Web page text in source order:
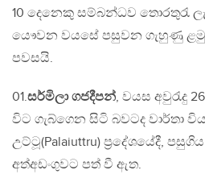
10 දෙනෙකු සම්බන්ධව තොරතුරැ
‍යෞවන වයසේ පසුවන ගැහුණු
පවසයි.
01.සර්මිලා ගජදීපන්, වයස අවුරැදු
විට ගැබ්ගෙන සිටි බවටද වාර්තා
උට්ටූ(Palaiuttru) ප්‍රදේශයේදී,
අත්අඩංගුවට පත් වී ඇත.